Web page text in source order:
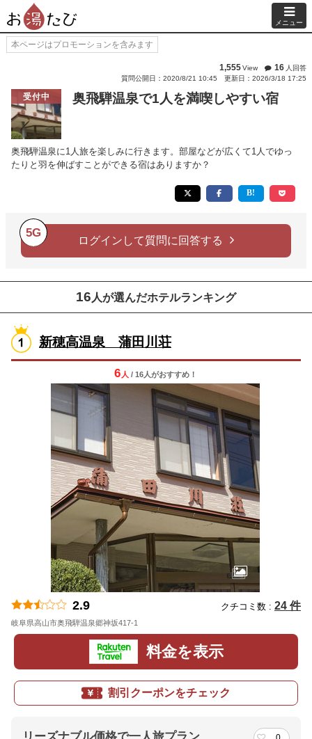
メニュー
本ページはプロモーションを含みます
1,555View 16 人回答
質問公開日：2020/8/21 10:45
更新日：2026/3/18 17:25
受付中 奥飛騨温泉で1人を満喫しやすい宿
奥飛騨温泉に1人旅を楽しみに行きます。部屋などが広くて1人でゆっ
たりと羽を伸ばすことができる宿はありますか？
5G
ログインして質問に回答する
16 人が選んだホテルランキング
新穂高温泉 蒲田川荘
6 人 / 16人がおすすめ！
2.9 クチコミ数 : 24 件
岐阜県高山市奥飛騨温泉郷神坂417-1
料金を表示
割引クーポンをチェック
リーズナブル価格で一人旅プラン